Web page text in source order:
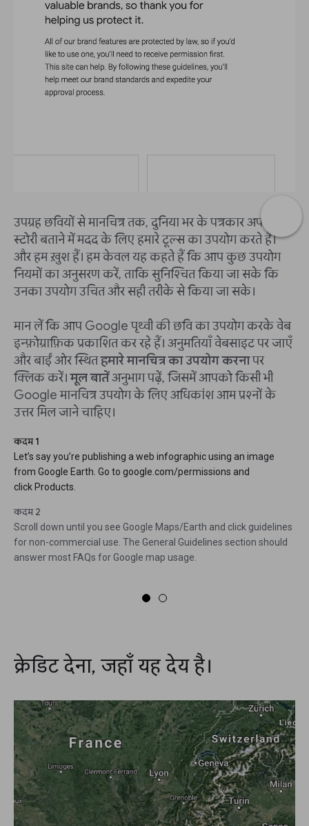
उपग्रह छवियों से मानचित्र तक, दुनिया भर के पत्रकार अपनी
स्टोरी बताने में मदद के लिए हमारे टूल्स का उपयोग करते हैं।
और हम ख़ुश हैं। हम केवल यह कहते हैं कि आप कुछ उपयोग
नियमों का अनुसरण करें, ताकि सुनिश्चित किया जा सके कि
उनका उपयोग उचित और सही तरीके से किया जा सके।
मान लें कि आप Google पृथ्वी की छवि का उपयोग करके वेब
इन्फ़ोग्राफ़िक प्रकाशित कर रहे हैं। अनुमतियाँ वेबसाइट पर जाएँ
और बाईं ओर स्थितहमारे मानचित्र का उपयोग करनापर
क्लिक करें।मूल बातेंअनुभाग पढ़ें, जिसमें आपको किसी भी
Google मानचित्र उपयोग के लिए अधिकांश आम प्रश्नों के
उत्तर मिल जाने चाहिए।
कदम 1
Let’s say you’re publishing a web infographic using an image
from Google Earth. Go to google.com/permissions and
click Products.
कदम 2
Scroll down until you see Google Maps/Earth and click guidelines
for non-commercial use. The General Guidelines section should
answer most FAQs for Google map usage.
क्रेडिट देना, जहाँ यह देय है।